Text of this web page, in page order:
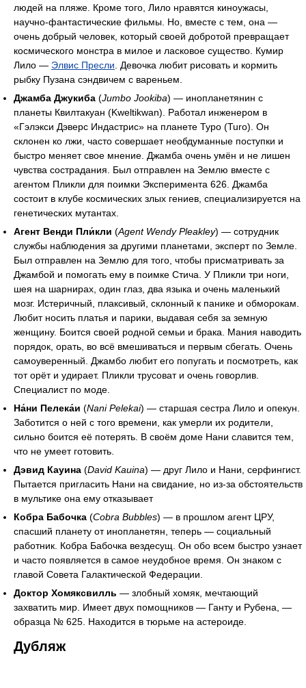
людей на пляже. Кроме того, Лило нравятся киноужасы,
научно-фантастические фильмы. Но, вместе с тем, она —
очень добрый человек, который своей добротой превращает
космического монстра в милое и ласковое существо. Кумир
Лило — Элвис Пресли . Девочка любит рисовать и кормить
рыбку Пузана сэндвичем с вареньем.
Джамба Джукиба (Jumbo Jookiba) — инопланетянин с
планеты Квилтакуан (Kweltikwan). Работал инженером в
«Гэлэкси Дэверс Индастрис» на планете Туро (Turo). Он
склонен ко лжи, часто совершает необдуманные поступки и
быстро меняет свое мнение. Джамба очень умён и не лишен
чувства сострадания. Был отправлен на Землю вместе с
агентом Пликли для поимки Эксперимента 626. Джамба
состоит в клубе космических злых гениев, специализируется на
генетических мутантах.
Агент Венди Пли́кли (Agent Wendy Pleakley) — сотрудник
службы наблюдения за другими планетами, эксперт по Земле.
Был отправлен на Землю для того, чтобы присматривать за
Джамбой и помогать ему в поимке Стича. У Пликли три ноги,
шея на шарнирах, один глаз, два языка и очень маленький
мозг. Истеричный, плаксивый, склонный к панике и обморокам.
Любит носить платья и парики, выдавая себя за земную
женщину. Боится своей родной семьи и брака. Мания наводить
порядок, орать, во всё вмешиваться и первым сбегать. Очень
самоуверенный. Джамбо любит его попугать и посмотреть, как
тот орёт и удирает. Пликли трусоват и очень говорлив.
Специалист по моде.
На́ни Пелека́и (Nani Pelekai) — старшая сестра Лило и опекун.
Заботится о ней с того времени, как умерли их родители,
сильно боится её потерять. В своём доме Нани славится тем,
что не умеет готовить.
Дэвид Кауина (David Kauina) — друг Лило и Нани, серфингист.
Пытается пригласить Нани на свидание, но из-за обстоятельств
в мультике она ему отказывает
Кобра Бабочка (Cobra Bubbles) — в прошлом агент ЦРУ,
спасший планету от инопланетян, теперь — социальный
работник. Кобра Бабочка вездесущ. Он обо всем быстро узнает
и часто появляется в самое неудобное время. Он знаком с
главой Совета Галактической Федерации.
Доктор Хомяксвилль — злобный хомяк, мечтающий
захватить мир. Имеет двух помощников — Ганту и Рубена, —
образца № 625. Находится в тюрьме на астероиде.
Дубляж